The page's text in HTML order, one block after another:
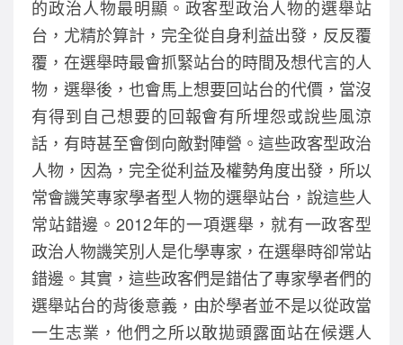
的政治人物最明顯。政客型政治人物的選舉站
台，尤精於算計，完全從自身利益出發，反反覆
覆，在選舉時最會抓緊站台的時間及想代言的人
物，選舉後，也會馬上想要回站台的代價，當沒
有得到自己想要的回報會有所埋怨或說些風涼
話，有時甚至會倒向敵對陣營。這些政客型政治
人物，因為，完全從利益及權勢角度出發，所以
常會譏笑專家學者型人物的選舉站台，說這些人
常站錯邊。2012年的一項選舉，就有一政客型
政治人物譏笑別人是化學專家，在選舉時卻常站
錯邊。其實，這些政客們是錯估了專家學者們的
選舉站台的背後意義，由於學者並不是以從政當
一生志業，他們之所以敢拋頭露面站在候選人